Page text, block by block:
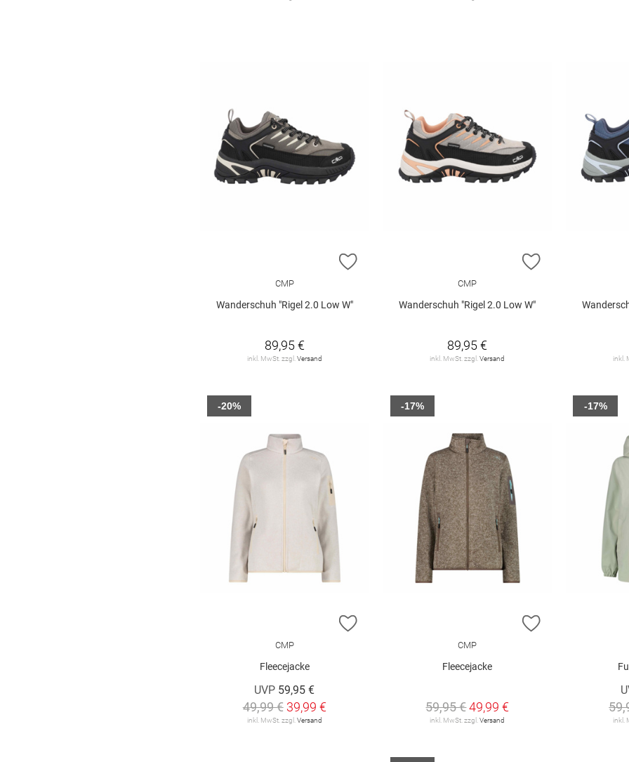
ZUR WUNSCHLISTE HINZUFÜGEN
CMP
Wanderschuh "Rigel 2.0 Low W"
89,95 €
inkl. MwSt. zzgl. Versand
ZUR
CMP
Wanderschuh "Rigel 2.0 Low W"
89,95 €
inkl. MwSt. zzgl.Versand inkl.
ZUR WUNSCHLISTE HINZUFÜGEN
CMP
Fleecejacke
UVP 59,95 €
49,99 € 39,99 €
inkl. MwSt. zzgl. Versand
-20%
ZUR
CMP
Fleecejacke
59,95 €49,99 €
inkl. MwSt. zzgl.Versand
-17%
inkl.
-17%